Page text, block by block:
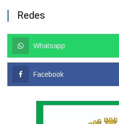
Redes
Whatsapp
Facebook